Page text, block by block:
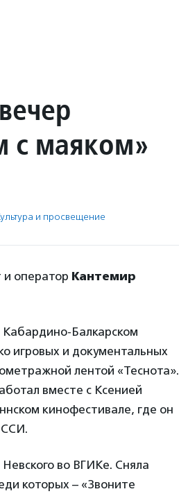
с маяком»
и просвещение
и оператор Кантемир
Кабардино-Балкарском
игровых и документальных
лентой «Теснота».
вместе с Ксенией
кинофестивале, где он
во ВГИКе. Сняла
которых – «Звоните